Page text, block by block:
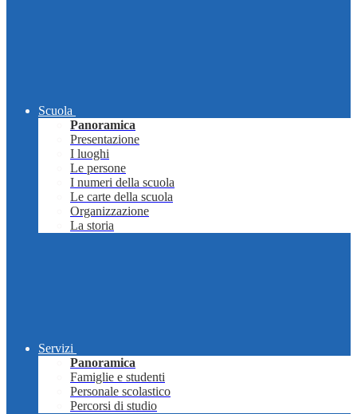
Scuola
Panoramica
Presentazione
I luoghi
Le persone
I numeri della scuola
Le carte della scuola
Organizzazione
La storia
Servizi
Panoramica
Famiglie e studenti
Personale scolastico
Percorsi di studio